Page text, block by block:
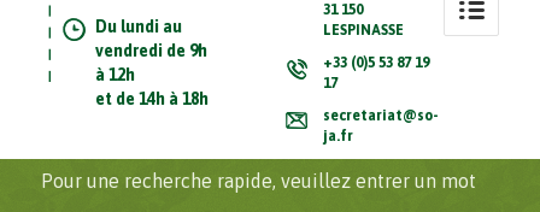
Du lundi au
vendredi de 9h
à 12h
et de 14h à 18h
31 150
LESPINASSE
+33 (0)5 53 87 19
17
secretariat@so-
ja.fr
Pour une recherche rapide, veuillez entrer un mot